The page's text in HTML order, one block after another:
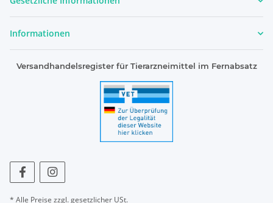
Informationen
Versandhandelsregister für Tierarzneimittel im Fernabsatz
* Alle Preise zzgl. gesetzlicher USt.